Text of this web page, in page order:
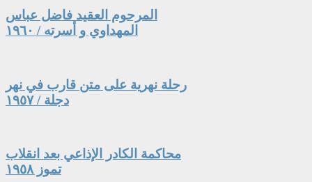
المرحوم العقيد فاضل عباس
المهداوي و أسرته / ١٩٦٠
رحلة نهرية على متن قارب في نهر
دجلة / ١٩٥٧
محاكمة الكادر الإذاعي بعد انقلاب
تموز ١٩٥٨